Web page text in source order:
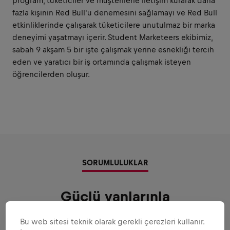
fazla kişinin Red Bull'u denemesini sağlamayı ve Red Bull
etkinliklerinde çalışarak tüketicilere unutulmaz bir marka
deneyimi yaşatmayı içerir. Student Marketeers ekibimiz,
sabah 9 akşam 5 bir işte çalışmak yerine esnekliği tercih
eden ve yaratıcı bir iş ortamında çalışmak isteyen
öğrencilerden oluşur.
SORUMLULUKLAR
Güçlü yanlarınla
Bu web sitesi teknik olarak gerekli çerezleri kullanır.